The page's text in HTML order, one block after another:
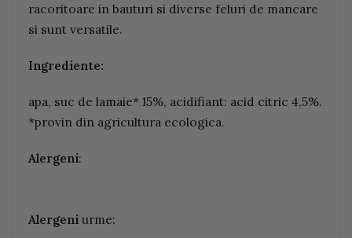
racoritoare in bauturi si diverse feluri de mancare
si sunt versatile.
Ingrediente:
apa, suc de lamaie* 15%, acidifiant: acid citric 4,5%.
*provin din agricultura ecologica.
Alergeni:
Alergeni urme: